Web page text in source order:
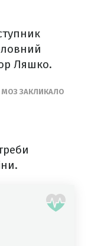
Ляшко.
МОЗ ЗАКЛИКАЛО